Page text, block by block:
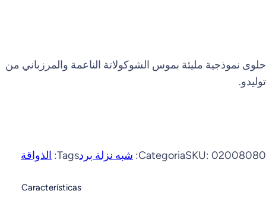
حلوى نموذجية مليئة بموس الشوكولاتة الناعمة والمرزباني من
توليدو.
SKU: 02008080
Categoria: شبه نزلة بردTags: الذواقة
Características